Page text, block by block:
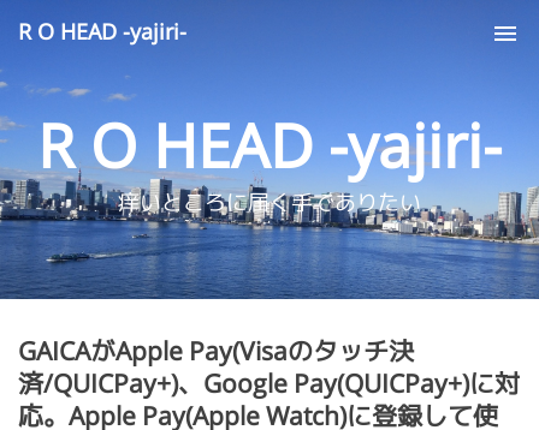
R O HEAD -yajiri-
R O HEAD -yajiri-
痒いところに届く手でありたい
GAICAがApple Pay(Visaのタッチ決
済/QUICPay+)、Google Pay(QUICPay+)に対
応。Apple Pay(Apple Watch)に登録して使